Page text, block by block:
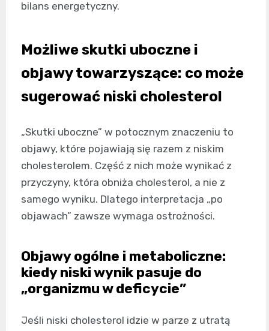
bilans energetyczny.
Możliwe skutki uboczne i
objawy towarzyszące: co może
sugerować niski cholesterol
„Skutki uboczne” w potocznym znaczeniu to
objawy, które pojawiają się razem z niskim
cholesterolem. Część z nich może wynikać z
przyczyny, która obniża cholesterol, a nie z
samego wyniku. Dlatego interpretacja „po
objawach” zawsze wymaga ostrożności.
Objawy ogólne i metaboliczne:
kiedy niski wynik pasuje do
„organizmu w deficycie”
Jeśli niski cholesterol idzie w parze z utratą